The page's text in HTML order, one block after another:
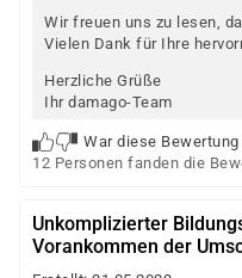
Wir freuen uns zu lesen,
Vielen Dank für Ihre
Herzliche Grüße
Ihr damago-Team
War diese
12 Personen fanden die
Unkomplizierter
Vorankommen der